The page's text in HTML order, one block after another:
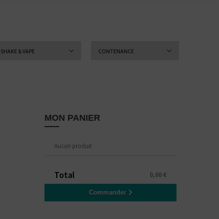
SHAKE & VAPE CONTENANCE
MON PANIER
Aucun produit
0,00 €
Total
Commander